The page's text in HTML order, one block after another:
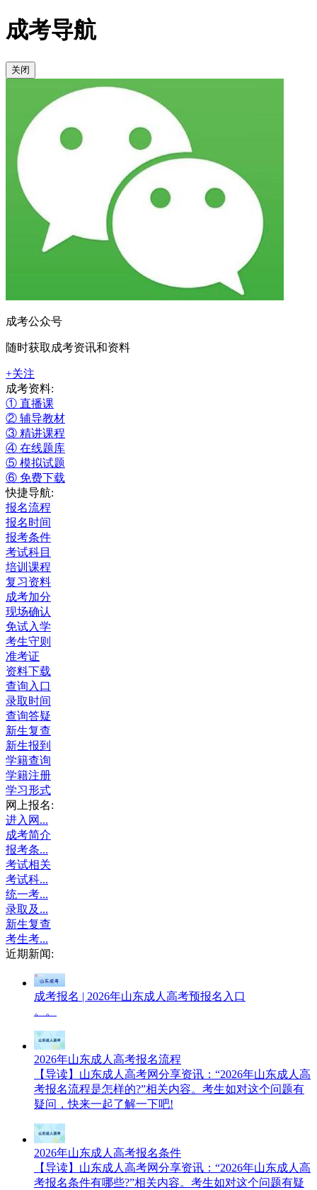
成考导航
关闭
成考公众号
随时获取成考资讯和资料
+关注
成考资料:
① 直播课
② 辅导教材
③ 精讲课程
④ 在线题库
⑤ 模拟试题
⑥ 免费下载
快捷导航:
报名流程
报名时间
报考条件
考试科目
培训课程
复习资料
成考加分
现场确认
免试入学
考生守则
准考证
资料下载
查询入口
录取时间
查询答疑
新生复查
新生报到
学籍查询
学籍注册
学习形式
网上报名:
进入网...
成考简介
报考条...
考试相关
考试科...
统一考...
录取及...
新生复查
考生考...
近期新闻:
成考报名 | 2026年山东成人高考预报名入口
。。
2026年山东成人高考报名流程
【导读】山东成人高考网分享资讯：“2026年山东成人高
考报名流程是怎样的?”相关内容。考生如对这个问题有
疑问，快来一起了解一下吧!
2026年山东成人高考报名条件
【导读】山东成人高考网分享资讯：“2026年山东成人高
考报名条件有哪些?”相关内容。考生如对这个问题有疑